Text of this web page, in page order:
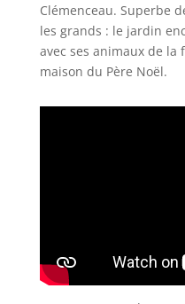
Clémenceau. Superbe
les grands : le jardin
avec ses animaux de
maison du Père Noël.